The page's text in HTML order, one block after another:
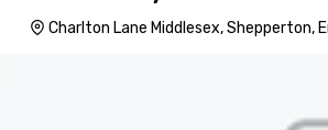
Charlton Lane Middlesex, Shepperton,